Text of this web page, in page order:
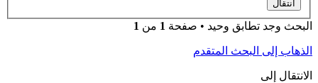
البحث وجد تطابق وحيد • صفحة 1 من 1
الذهاب إلى البحث المتقدم
الانتقال إلى